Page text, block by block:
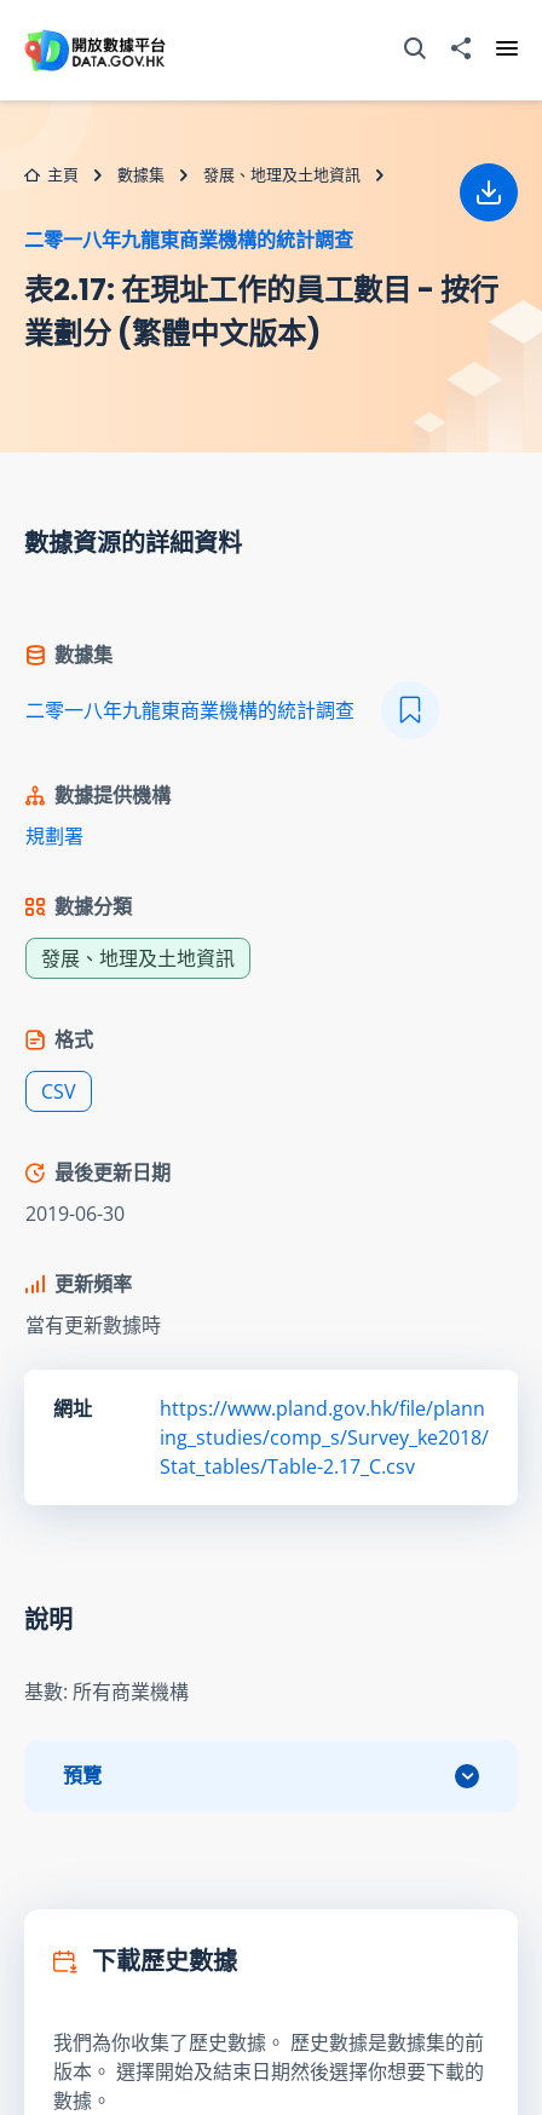
打開搜尋器分享至
主頁 數據集 發展、地理及土地資訊
二零一八年九龍東商業機構的統計調查
表2.17: 在現址工作的員工數目 - 按行
業劃分 (繁體中文版本)
下載
數據資源的詳細資料
數據集
二零一八年九龍東商業機構的統計調查
數據提供機構
規劃署
數據分類
發展、地理及土地資訊
格式
CSV
最後更新日期
2019-06-30
更新頻率
當有更新數據時
網址
https://www.pland.gov.hk/file/plann
ing_studies/comp_s/Survey_ke2018/
Stat_tables/Table-2.17_C.csv
說明
基數: 所有商業機構
預覽
下載歷史數據
我們為你收集了歷史數據。 歷史數據是數據集的前
版本。 選擇開始及結束日期然後選擇你想要下載的
數據。